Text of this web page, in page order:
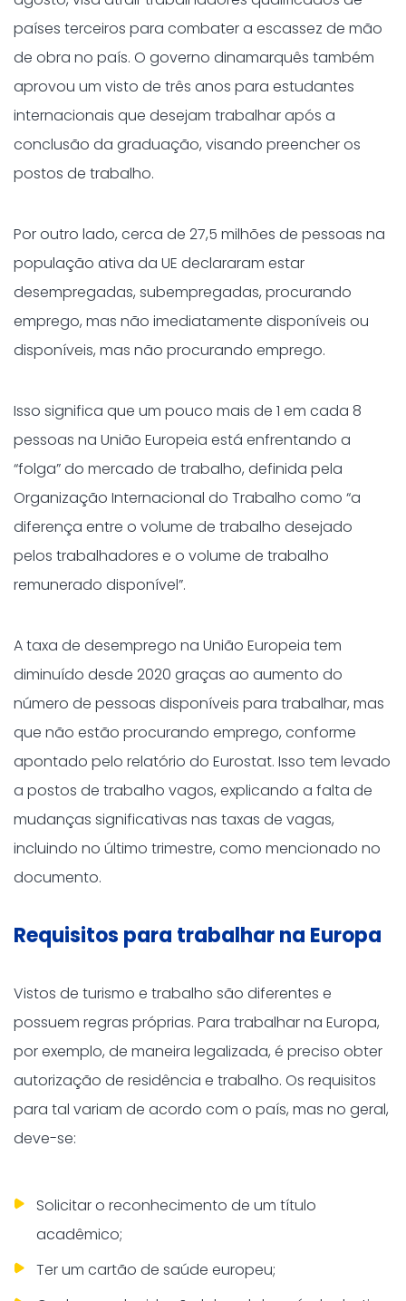
países terceiros para combater a escassez de mão
de obra no país. O governo dinamarquês também
aprovou um visto de três anos para estudantes
internacionais que desejam trabalhar após a
conclusão da graduação, visando preencher os
postos de trabalho.
Por outro lado, cerca de 27,5 milhões de pessoas na
população ativa da UE declararam estar
desempregadas, subempregadas, procurando
emprego, mas não imediatamente disponíveis ou
disponíveis, mas não procurando emprego.
Isso significa que um pouco mais de 1 em cada 8
pessoas na União Europeia está enfrentando a
“folga” do mercado de trabalho, definida pela
Organização Internacional do Trabalho como “a
diferença entre o volume de trabalho desejado
pelos trabalhadores e o volume de trabalho
remunerado disponível”.
A taxa de desemprego na União Europeia tem
diminuído desde 2020 graças ao aumento do
número de pessoas disponíveis para trabalhar, mas
que não estão procurando emprego, conforme
apontado pelo relatório do Eurostat. Isso tem levado
a postos de trabalho vagos, explicando a falta de
mudanças significativas nas taxas de vagas,
incluindo no último trimestre, como mencionado no
documento.
Requisitos para trabalhar na Europa
Vistos de turismo e trabalho são diferentes e
possuem regras próprias. Para trabalhar na Europa,
por exemplo, de maneira legalizada, é preciso obter
autorização de residência e trabalho. Os requisitos
para tal variam de acordo com o país, mas no geral,
deve-se:
Solicitar o reconhecimento de um título
acadêmico;
Ter um cartão de saúde europeu;